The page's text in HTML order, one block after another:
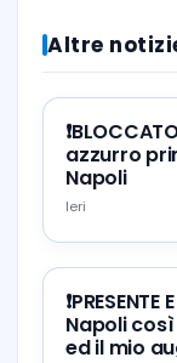
Altre
azzurro
Napoli
Ieri
Napoli
ed il mio